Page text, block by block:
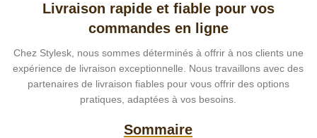
Livraison rapide et fiable pour vos
commandes en ligne
Chez Stylesk, nous sommes déterminés à offrir à nos clients une
expérience de livraison exceptionnelle. Nous travaillons avec des
partenaires de livraison fiables pour vous offrir des options
pratiques, adaptées à vos besoins.
Sommaire